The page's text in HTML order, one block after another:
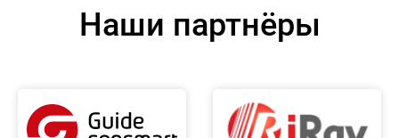
Наши партнёры